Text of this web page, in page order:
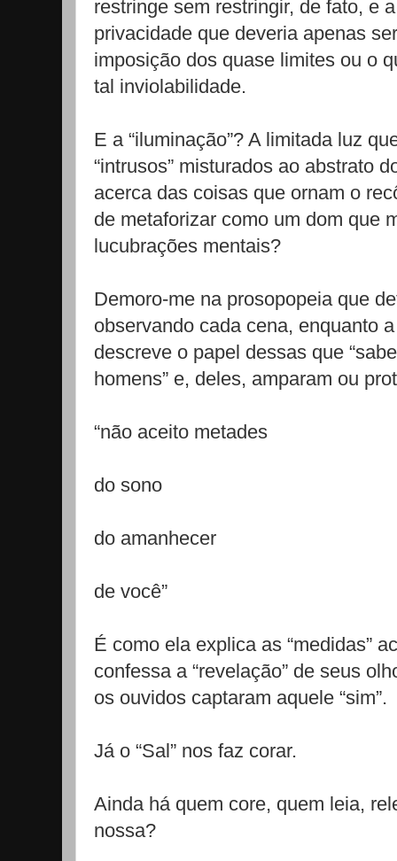
restringe sem restringir, de fato, e
privacidade que deveria apenas
imposição dos quase limites ou o
tal inviolabilidade.
E a “iluminação”? A limitada luz
“intrusos” misturados ao abstrato
acerca das coisas que ornam o
de metaforizar como um dom que
lucubrações mentais?
Demoro-me na prosopopeia que
observando cada cena, enquanto a
descreve o papel dessas que
homens” e, deles, amparam ou
“não aceito metades
do sono
do amanhecer
de você”
É como ela explica as “medidas”
confessa a “revelação” de seus
os ouvidos captaram aquele “sim”.
Já o “Sal” nos faz corar.
Ainda há quem core, quem leia,
nossa?